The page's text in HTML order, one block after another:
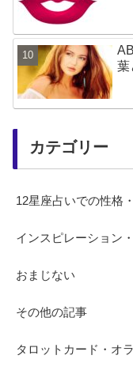
葉
カテゴリー
12星座占いでの性格
インスピレーション
おまじない
その他の記事
タロットカード・オ